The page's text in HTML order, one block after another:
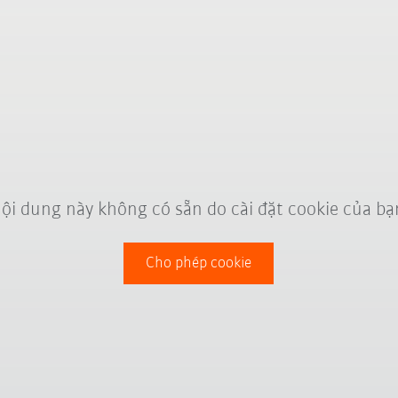
dung này không có sẵn do cài đặt cookie của
Cho phép cookie